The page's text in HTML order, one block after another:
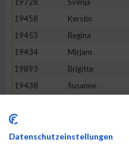
19458
Kerstin
19453
Regina
19434
Mirjam
19893
Brigitte
19438
Susanne
19414
19542
Elena
Datenschutzeinstellungen